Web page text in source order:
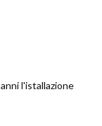
l'istallazione